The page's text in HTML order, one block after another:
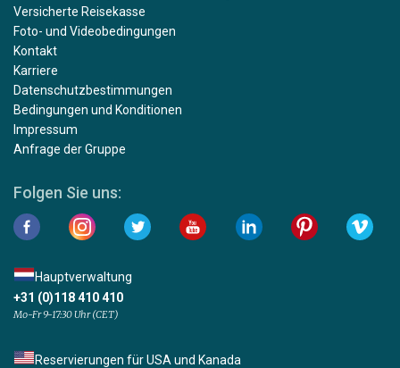
Versicherte Reisekasse
Foto- und Videobedingungen
Kontakt
Karriere
Datenschutzbestimmungen
Bedingungen und Konditionen
Impressum
Anfrage der Gruppe
Folgen Sie uns:
Hauptverwaltung
+31 (0)118 410 410
Mo-Fr 9-17:30 Uhr (CET)
Reservierungen für USA und Kanada